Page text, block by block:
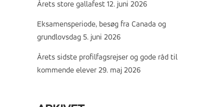
Årets store gallafest 12. juni 2026
Eksamensperiode, besøg fra Canada og
grundlovsdag 5. juni 2026
Årets sidste profilfagsrejser og gode råd til
kommende elever 29. maj 2026